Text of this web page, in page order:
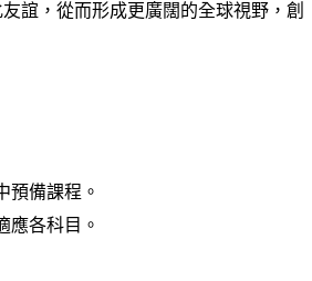
誼，從而形成更廣闊的全球視野，創
預備課程。
應各科目。